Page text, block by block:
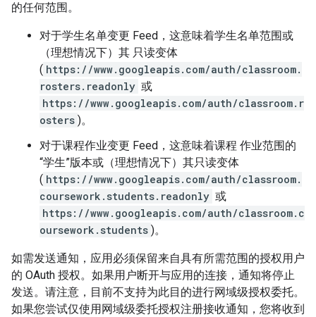
的任何范围。
对于学生名单变更 Feed，这意味着学生名单范围或
（理想情况下）其 只读变体
( https://www.googleapis.com/auth/classroom.
rosters.readonly 或
https://www.googleapis.com/auth/classroom.r
osters )。
对于课程作业变更 Feed，这意味着课程 作业范围的
“学生”版本或（理想情况下）其只读变体
( https://www.googleapis.com/auth/classroom.
coursework.students.readonly 或
https://www.googleapis.com/auth/classroom.c
oursework.students )。
如需发送通知，应用必须保留来自具有所需范围的授权用户
的 OAuth 授权。如果用户断开与应用的连接，通知将停止
发送。请注意，目前不支持为此目的进行网域级授权委托。
如果您尝试仅使用网域级委托授权注册接收通知，您将收到